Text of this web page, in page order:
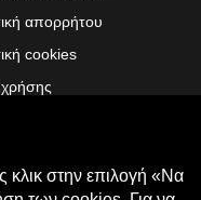
απορρήτου
cookies